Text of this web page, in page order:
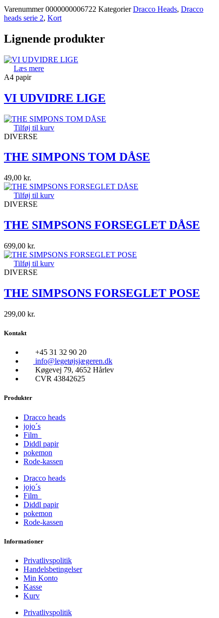
Varenummer0000000006722 Kategorier Dracco Heads, Dracco
heads serie 2, Kort
Lignende produkter
Læs mere
A4 papir
VI UDVIDRE LIGE
Tilføj til kurv
DIVERSE
THE SIMPONS TOM DÅSE
49,00 kr.
Tilføj til kurv
DIVERSE
THE SIMPSONS FORSEGLET DÅSE
699,00 kr.
Tilføj til kurv
DIVERSE
THE SIMPSONS FORSEGLET POSE
299,00 kr.
Kontakt
+45 31 32 90 20
info@legetøjsjægeren.dk
Køgevej 79, 4652 Hårlev
CVR 43842625
Produkter
Dracco heads
jojo´s
Film
Diddl papir
pokemon
Rode-kassen
Dracco heads
jojo´s
Film
Diddl papir
pokemon
Rode-kassen
Informationer
Privatlivspolitik
Handelsbetingelser
Min Konto
Kasse
Kurv
Privatlivspolitik